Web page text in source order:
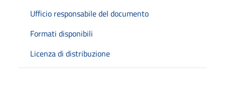
Ufficio responsabile del documento
Formati disponibili
Licenza di distribuzione